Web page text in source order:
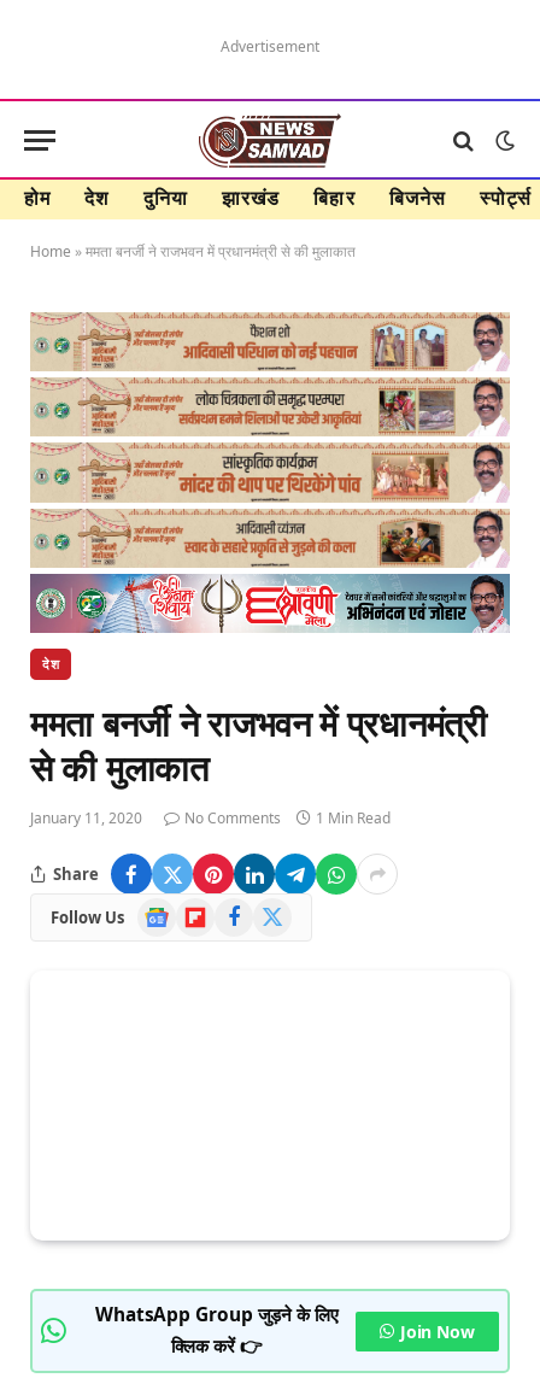
Advertisement
होम देश दुनिया झारखंड बिहार बिजनेस स्पोर्ट्स
Home »ममता बनर्जी ने राजभवन में प्रधानमंत्री से की मुलाकात
देश
ममता बनर्जी ने राजभवन में प्रधानमंत्री
से की मुलाकात
January 11, 2020 No Comments 1 Min Read
Share
Follow Us
Google
News
FlipboardFacebook
WhatsApp Group जुड़ने के लिए
क्लिक करें 👉
Join Now